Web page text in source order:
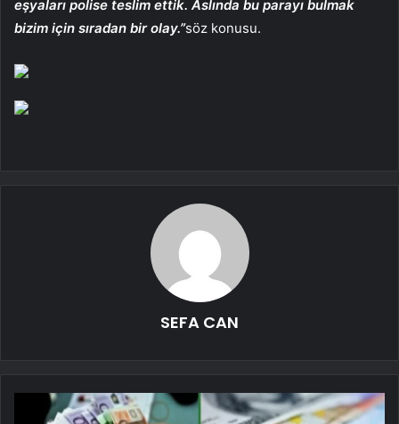
eşyaları polise teslim ettik. Aslında bu parayı bulmak
bizim için sıradan bir olay.”söz konusu.
SEFA CAN